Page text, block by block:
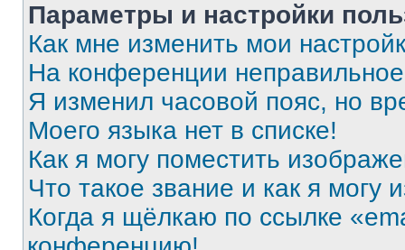
Параметры и настройки
Как мне изменить мои
На конференции
Я изменил часовой пояс, но
Моего языка нет в списке!
Как я могу поместить
Что такое звание и как я могу
Когда я щёлкаю по ссылке